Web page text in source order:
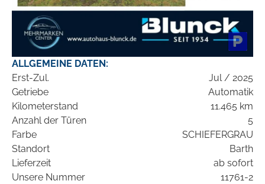
ALLGEMEINE DATEN:
Erst-Zul.
Jul / 2025
Getriebe
Automatik
Kilometerstand
11.465 km
Anzahl der Türen
5
Farbe
SCHIEFERGRAU
Standort
Barth
Lieferzeit
ab sofort
Unsere Nummer
11761-2